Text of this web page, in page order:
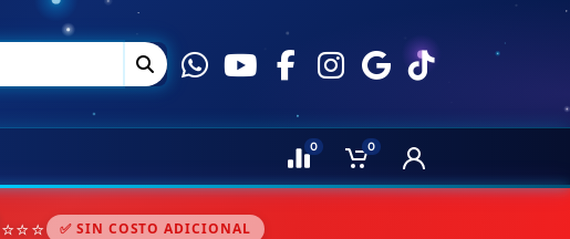
0 0
⭐⭐⭐ ✅ SIN COSTO ADICIONAL